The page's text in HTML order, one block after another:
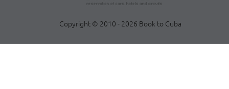
Copyright © 2010 - 2026 Book to Cuba